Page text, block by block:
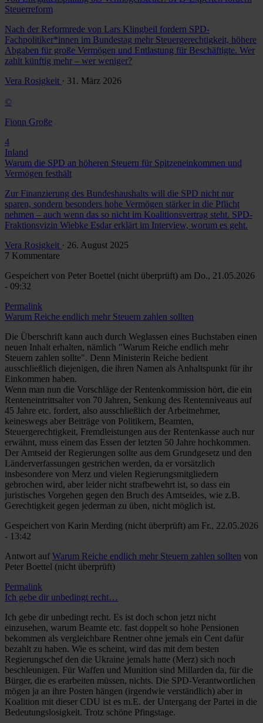
Steuerreform
Nach der Reformrede von Lars Klingbeil fordern SPD-
Fachpolitiker*innen im Bundestag mehr Steuergerechtigkeit, höhere
Abgaben für große Vermögen und Entlastung für Beschäftigte. Wer
zahlt künftig mehr – wer weniger?
Vera Rosigkeit · 31. März 2026
©
Fionn Große
4
Inland
Warum die SPD an höheren Steuern für Spitzeneinkommen und
Vermögen festhält
Zur Finanzierung des Bundeshaushalts will die SPD nicht nur
sparen, sondern besonders hohe Vermögen stärker in die Pflicht
nehmen – auch wenn das so nicht im Koalitionsvertrag steht. SPD-
Fraktionsvizin Wiebke Esdar erklärt im Interview, worum es geht.
Vera Rosigkeit · 26. August 2025
7 Kommentare
Gespeichert von Peter Boettel (nicht überprüft) am Do., 21.05.2026
- 09:32
Permalink
Warum Reiche endlich mehr Steuern zahlen sollten
Die Überschrift kann auch durch Weglassen eines Buchstaben einen
neuen Inhalt erhalten, nämlich "Warum Reiche endlich mehr
Steuern zahlen sollte". Denn Ministerin Reiche bedient
ausschließlich diejenigen, die ihren Namen als Anhaltspunkt für ihr
Einkommen haben.
Wenn man nun die Vorschläge der Rentenkommission hört, die ein
Renteneintrittsalter von 70 Jahren, Senkung des Rentenniveaus auf
45 Jahre etc. fordert, also ausschließlich der Arbeitnehmer,
keineswegs aber Beiträge von Politikern, Beamten,
Steuergerechtigkeit, Fremdleistungen aus der Rentenkasse auch nur
erwähnt, muss einem das Essen der letzten 50 Jahre hochkommen.
Der Amtseid der Regierungen sollte aus dem Grundgesetz und den
Länderverfassungen gestrichen werden, da er vorsätzlich
insbesondere von Merz und vielen Regierungsmitgliedern
gebrochen wird, aber leider nicht strafbewehrt ist, so dass ein
juristisches Vorgehen gegen den Bruch des Amtseides, wie z.B.
Gerechtigkeit gegen jederman zu üben, nicht möglich ist.
Gespeichert von Karin Merding (nicht überprüft) am Fr., 22.05.2026
- 13:42
Antwort auf Warum Reiche endlich mehr Steuern zahlen sollten von
Peter Boettel (nicht überprüft)
Permalink
Ich gebe dir unbedingt recht…
Ich gebe dir unbedingt recht. Es ist doch schon jetzt nicht
einzusehen, warum Beamte etc. fast doppelt so hohe Pensionen
bekommen als vergleichbare Rentner ohne jemals ein Cent dafür
bezahlt zu haben. Wie es scheint, wird das mit dem besten
Regierungschef den die Ukraine jemals hatte (Merz) sich noch
beschleunigen. Für Waffen und Munition sind Millarden da, für die
Bürger, die es erarbeiten müssen, nichts. Die SPD-Verantwortlichen
mögen ja an ihre Posten hängen (irgendwie verständlich) aber in
Koalition mit dieser CDU ist es m.E. der Untergang der Partei in die
Bedeutungslosigkeit. Trotz schöne Pfingstage.